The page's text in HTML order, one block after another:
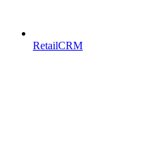
RetailCRM